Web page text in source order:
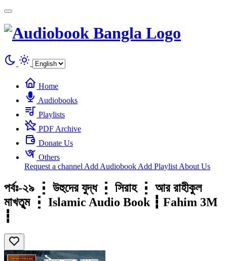
Home
Audiobooks
Playlists
PDF Archive
Donate Us
Others
Request a channel Add Audiobook Add Playlist About Us
পর্বঃ-২৯ ┇ উহুদের যুদ্ধ ┇ সিরাহ ┇ আর রাহীকুল
মাখতুৃম ┇ Islamic Audio Book ┇ Fahim 3M
┇